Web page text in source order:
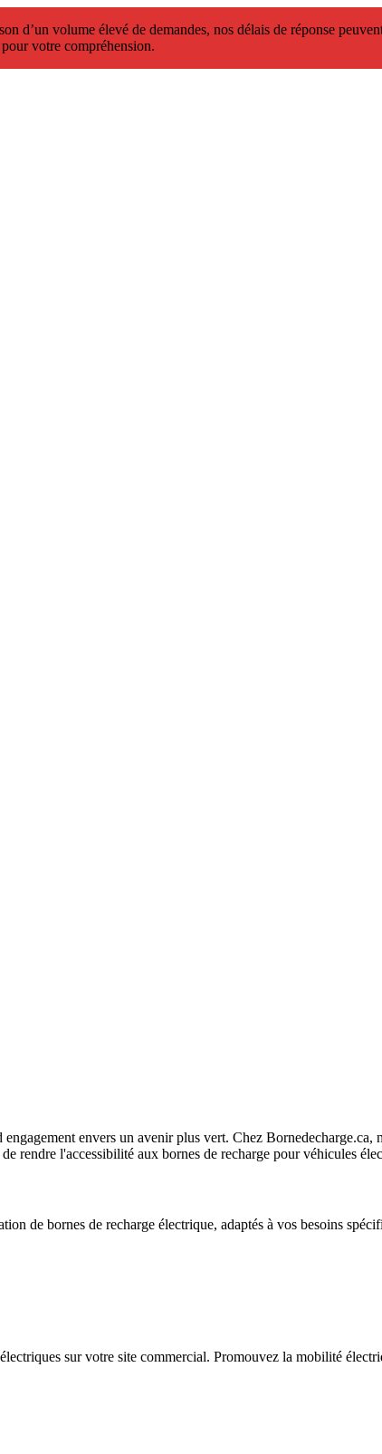
d’un volume élevé de demandes, nos délais de réponse
votre compréhension.
envers un avenir plus vert. Chez
rendre l'accessibilité aux bornes de recharge pour véhicules
de bornes de recharge électrique, adaptés à vos besoins
sur votre site commercial. Promouvez la mobilité